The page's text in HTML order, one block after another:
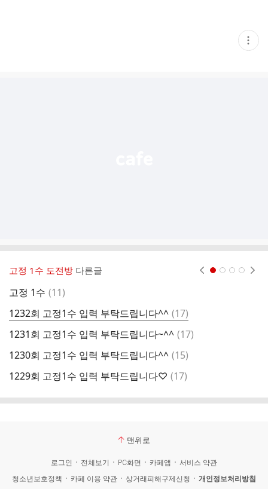
현
재
고정 1수 도전방 다른글
고정 1수 댓
(11)
1232회 고정1수 입력 부탁드립니다^^ 댓
글
(17)
1231회 고정1수 입력 부탁드립니다~^^ 댓
(17)
1230회 고정1수 입력 부탁드립니다^^ 댓
(15)
1229회 고정1수 입력 부탁드립니다♡ 댓
(17)
맨위로
로그인 전체보기 PC화면 카페앱
서비스 약관
청소년보호정책
카페 이용 약관 상거래피해구제신청 개인정보처리방침